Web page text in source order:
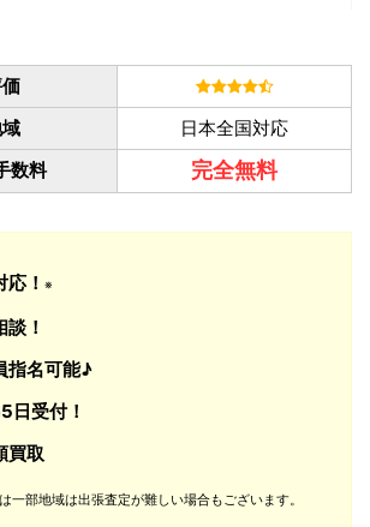
日本全国対応
数料
完全無料
応！ ※
！
指名可能♪
日受付！
買取
一部地域は出張査定が難しい場合もございます。